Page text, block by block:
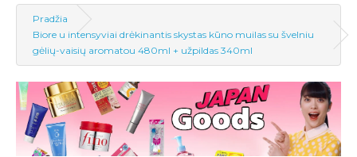
Pradžia
Biore u intensyviai drėkinantis skystas kūno muilas su švelniu
gėlių-vaisių aromatou 480ml + užpildas 340ml